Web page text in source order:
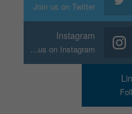
Join us on Twitter
Instagram
Join us on Instagram